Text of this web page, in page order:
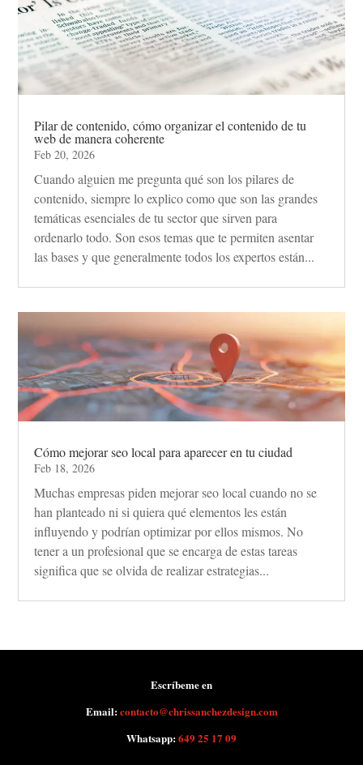
Pilar de contenido, cómo organizar el contenido de tu
web de manera coherente
Feb 20, 2026
Cuando alguien me pregunta qué son los pilares de
contenido, siempre lo explico como que son las grandes
temáticas esenciales de tu sector que sirven para
ordenarlo todo. Son esos temas que te permiten asentar
las bases y que generalmente todos los expertos están...
Cómo mejorar seo local para aparecer en tu ciudad
Feb 18, 2026
Muchas empresas piden mejorar seo local cuando no se
han planteado ni si quiera qué elementos les están
influyendo y podrían optimizar por ellos mismos. No
tener a un profesional que se encarga de estas tareas
significa que se olvida de realizar estrategias...
Escríbeme en
Email:contacto@chrissanchezdesign.com
Whatsapp:649 25 17 09